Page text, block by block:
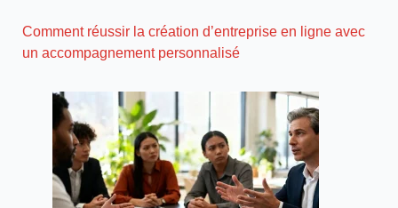
Comment réussir la création d’entreprise en ligne avec
un accompagnement personnalisé